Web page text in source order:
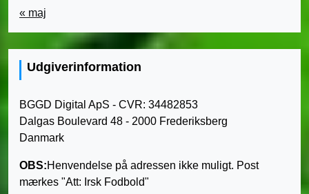
« maj
Udgiverinformation
BGGD Digital ApS - CVR: 34482853
Dalgas Boulevard 48 - 2000 Frederiksberg
Danmark
OBS:Henvendelse på adressen ikke muligt. Post
mærkes "Att: Irsk Fodbold"